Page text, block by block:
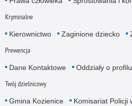
Kryminalne
Kierownictwo Zaginione dziecko
Prewencja
Dane Kontaktowe Oddziały o
Twój dzielnicowy
Gmina Kozienice
Komisariat Policji